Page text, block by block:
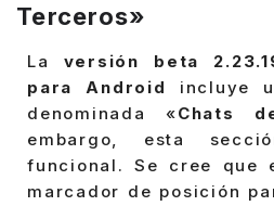
Terceros»
La versión beta
para Android
incluye
denominada «Chats
embargo, esta
funcional. Se cree que
marcador de posición